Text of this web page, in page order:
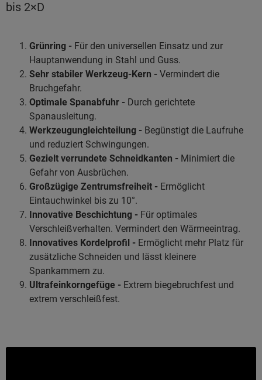
bis 2×D
Grünring - Für den universellen Einsatz und zur
Hauptanwendung in Stahl und Guss.
Sehr stabiler Werkzeug-Kern - Vermindert die
Bruchgefahr.
Optimale Spanabfuhr - Durch gerichtete
Spanausleitung.
Werkzeugungleichteilung - Begünstigt die Laufruhe
und reduziert Schwingungen.
Gezielt verrundete Schneidkanten - Minimiert die
Gefahr von Ausbrüchen.
Großzügige Zentrumsfreiheit - Ermöglicht
Eintauchwinkel bis zu 10°.
Innovative Beschichtung - Für optimales
Verschleißverhalten. Vermindert den Wärmeeintrag.
Innovatives Kordelprofil - Ermöglicht mehr Platz für
zusätzliche Schneiden und lässt kleinere
Spankammern zu.
Ultrafeinkorngefüge - Extrem biegebruchfest und
extrem verschleißfest.